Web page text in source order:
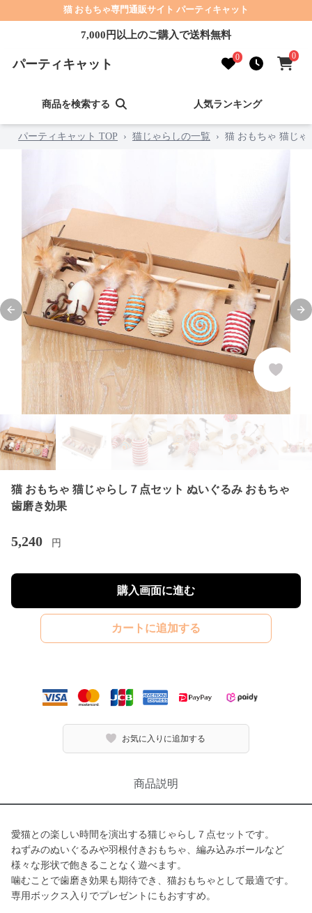
猫 おもちゃ専門通販サイト パーティキャット
7,000円以上のご購入で送料無料
パーティキャット 0 0
商品を検索する 人気ランキング
パーティキャット TOP › 猫じゃらしの一覧 › 猫 おもちゃ 猫じゃ
Previous slide
猫 おもちゃ 猫じゃらし７点セット ぬいぐるみ おもちゃ
歯磨き効果
5,240 円
購入画面に進む
カートに追加する
お気に入りに追加する
商品説明
愛猫との楽しい時間を演出する猫じゃらし７点セットです。
ねずみのぬいぐるみや羽根付きおもちゃ、編み込みボールなど
様々な形状で飽きることなく遊べます。
噛むことで歯磨き効果も期待でき、猫おもちゃとして最適です。
専用ボックス入りでプレゼントにもおすすめ。